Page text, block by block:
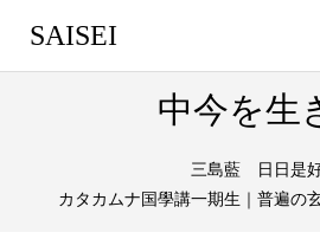
SAISEI
中今を生
三島藍 日日是
カタカムナ国學講一期生｜普遍の